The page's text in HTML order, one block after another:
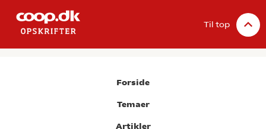
Til top
Forside
Temaer
Artikler